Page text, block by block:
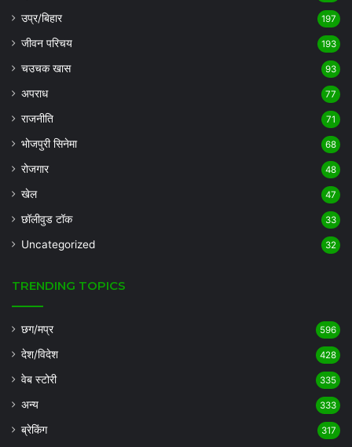
उप्र/बिहार 197
जीवन परिचय 193
चउचक खास 93
अपराध 77
राजनीति 71
भोजपुरी सिनेमा 68
रोजगार 48
खेल 47
छॉलीवुड टॉक 33
Uncategorized 32
TRENDING TOPICS
छग/मप्र 596
देश/विदेश 428
वेब स्टोरी 335
अन्य 333
ब्रेकिंग 317